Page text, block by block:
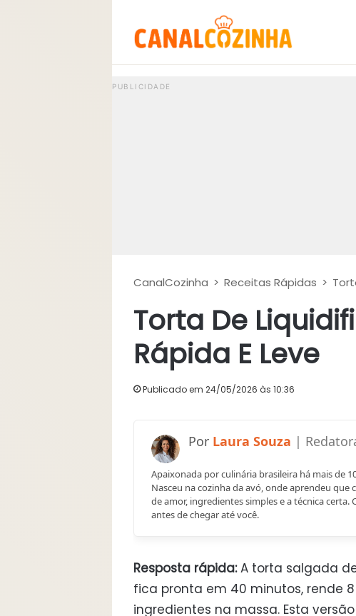
CanalCozinha > Receitas Rápidas >
Torta De
Rápida E Leve
Publicado em 24/05/2026 às 10:36
Laura Souza
Apaixonada por culinária brasileira há mais de
Nasceu na cozinha da avó, onde aprendeu
de amor, ingredientes simples e a técnica
antes de chegar até você.
Resposta rápida:A torta salgada
fica pronta em 40 minutos, rende
ingredientes na massa. Esta